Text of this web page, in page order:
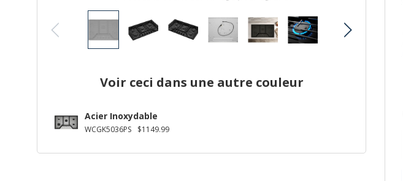
Voir ceci dans une autre couleur
Acier Inoxydable
WCGK5036PS $1149.99